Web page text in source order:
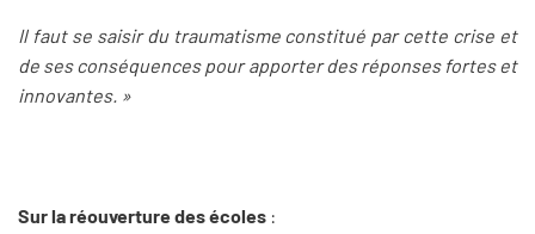
Il faut se saisir du traumatisme constitué par cette crise et
de ses conséquences pour apporter des réponses fortes et
innovantes. »
Sur la réouverture des écoles :